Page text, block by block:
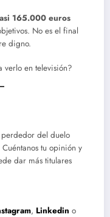
165.000 euros
No es el final
digno.
verlo en televisión?
del duelo
tu opinión y
dar más titulares
, Linkedin o